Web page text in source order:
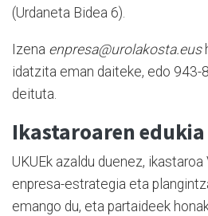
(Urdaneta Bidea 6).
Izena enpresa@urolakosta.eus
idatzita eman daiteke, edo 943-
deituta.
Ikastaroaren edukia
UKUEk azaldu duenez,
enpresa-estrategia eta
emango du, eta partaideek